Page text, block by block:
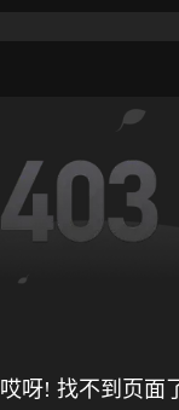
哎呀! 找不到页面